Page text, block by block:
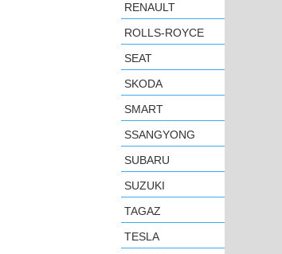
RENAULT
ROLLS-ROYCE
SEAT
SKODA
SMART
SSANGYONG
SUBARU
SUZUKI
TAGAZ
TESLA